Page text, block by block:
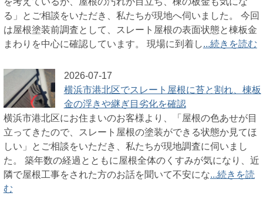
る」とご相談をいただき、私たちが現地へ伺いました。 今回
は屋根塗装前調査として、スレート屋根の表面状態と棟板金
まわりを中心に確認しています。 現場に到着し...続きを読む
2026-07-17
横浜市港北区でスレート屋根に苔と割れ、棟板
金の浮きや継ぎ目劣化を確認
横浜市港北区にお住まいのお客様より、「屋根の色あせが目
立ってきたので、スレート屋根の塗装ができる状態か見てほ
しい」とご相談をいただき、私たちが現地調査に伺いまし
た。 築年数の経過とともに屋根全体のくすみが気になり、近
隣で屋根工事をされた方のお話を聞いて不安にな...続きを読
む